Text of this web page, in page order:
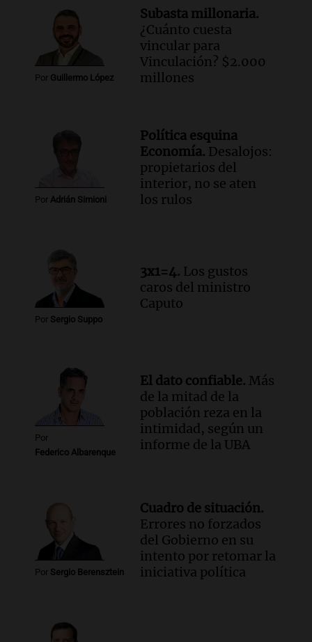
en CABA
Una mañana para todos
Episodios
Audio.
Altas Cumbres: rescataron a una
cabra que llevaba ocho días atrapada en
Audio.
Chile planteó mejorar la
conectividad fronteriza, aérea y digital
Panorama Federal
proteínas
Una mañana para todos
Episodios
Audio.Investigan un asalto millonario a
la cooperativa Talamochita en Villa
Episodios
Por Guillermo López
Subasta millonaria.
¿Cuánto cuesta
vincular para
Vinculación? $2.000
millones
Por Adrián Simioni
Política esquina
Economía. Desalojos:
propietarios del
interior, no se aten
los rulos
Por Sergio Suppo
3x1=4. Los gustos
caros del ministro
Caputo
Por
Federico Albarenque
El dato confiable. Más
de la mitad de la
población reza en la
intimidad, según un
informe de la UBA
Por Sergio Berensztein
Cuadro de situación.
Errores no forzados
del Gobierno en su
intento por retomar la
iniciativa política